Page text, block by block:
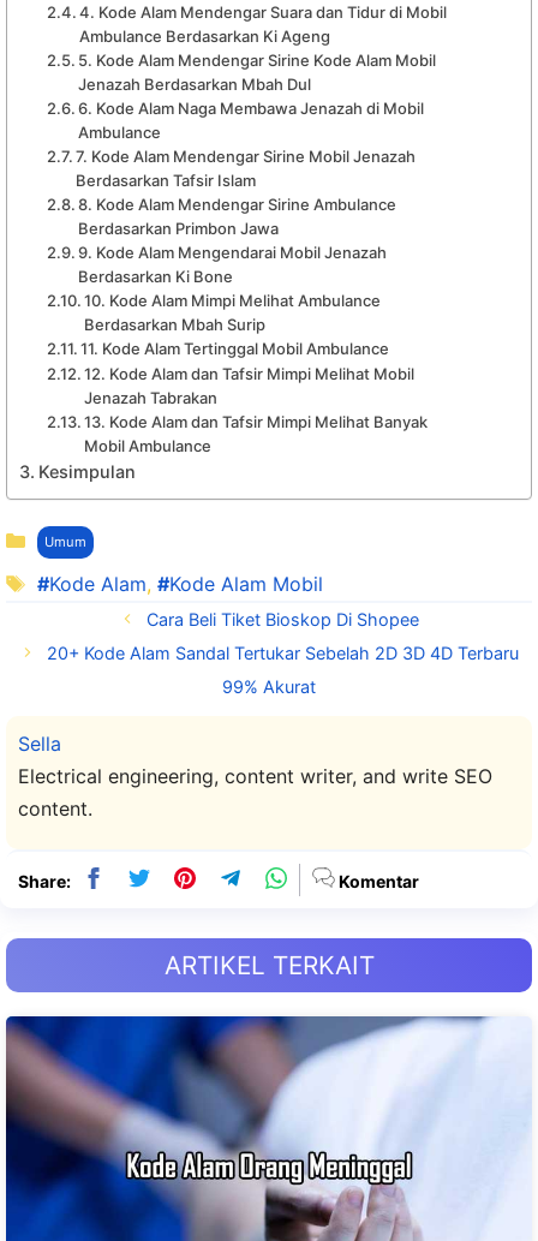
4. Kode Alam Mendengar Suara dan Tidur di Mobil
Ambulance Berdasarkan Ki Ageng
5. Kode Alam Mendengar Sirine Kode Alam Mobil
Jenazah Berdasarkan Mbah Dul
6. Kode Alam Naga Membawa Jenazah di Mobil
Ambulance
7. Kode Alam Mendengar Sirine Mobil Jenazah
Berdasarkan Tafsir Islam
8. Kode Alam Mendengar Sirine Ambulance
Berdasarkan Primbon Jawa
9. Kode Alam Mengendarai Mobil Jenazah
Berdasarkan Ki Bone
10. Kode Alam Mimpi Melihat Ambulance
Berdasarkan Mbah Surip
11. Kode Alam Tertinggal Mobil Ambulance
12. Kode Alam dan Tafsir Mimpi Melihat Mobil
Jenazah Tabrakan
13. Kode Alam dan Tafsir Mimpi Melihat Banyak
Mobil Ambulance
Kesimpulan
Kategori
Umum
Tag
Kode Alam, Kode Alam Mobil
Cara Beli Tiket Bioskop Di Shopee
20+ Kode Alam Sandal Tertukar Sebelah 2D 3D 4D Terbaru
99% Akurat
Sella
Electrical engineering, content writer, and write SEO
content.
Share: Komentar
ARTIKEL TERKAIT